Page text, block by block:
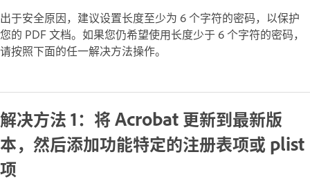
出于安全原因，建议设置长度至少为 6 个字符的密码，以保护
您的 PDF 文档。如果您仍希望使用长度少于 6 个字符的密码，
请按照下面的任一解决方法操作。
解决方法 1：将 Acrobat 更新到最新版
本，然后添加功能特定的注册表项或 plist
项